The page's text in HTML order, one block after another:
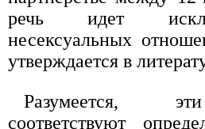
речь идет
несексуальных
утверждается в
Разумеется,
соответствуют